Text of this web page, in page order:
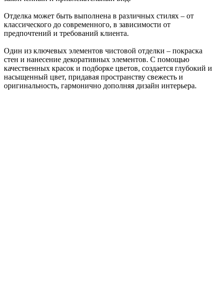
Отделка может быть выполнена в различных стилях – от
классического до современного, в зависимости от
предпочтений и требований клиента.
Один из ключевых элементов чистовой отделки – покраска
стен и нанесение декоративных элементов. С помощью
качественных красок и подборке цветов, создается глубокий и
насыщенный цвет, придавая пространству свежесть и
оригинальность, гармонично дополняя дизайн интерьера.